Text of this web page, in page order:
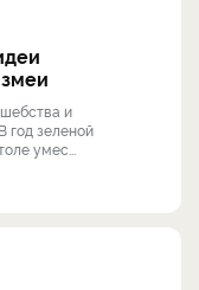
и
год зеленой
умес...